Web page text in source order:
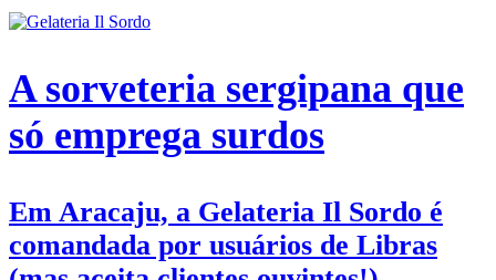
A sorveteria sergipana que
só emprega surdos
Em Aracaju, a Gelateria Il Sordo é
comandada por usuários de Libras